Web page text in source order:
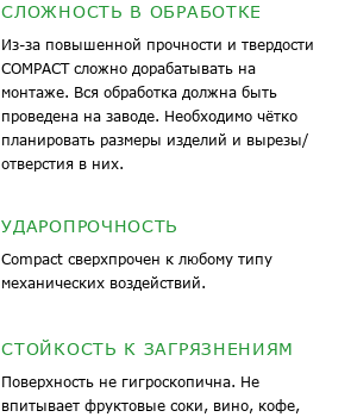
СЛОЖНОСТЬ В ОБРАБОТКЕ
Из-за повышенной прочности и твердости
COMPACT сложно дорабатывать на
монтаже. Вся обработка должна быть
проведена на заводе. Необходимо чётко
планировать размеры изделий и вырезы/
отверстия в них.
УДАРОПРОЧНОСТЬ
Compact сверхпрочен к любому типу
механических воздействий.
СТОЙКОСТЬ К ЗАГРЯЗНЕНИЯМ
Поверхность не гигроскопична. Не
впитывает фруктовые соки, вино, кофе,